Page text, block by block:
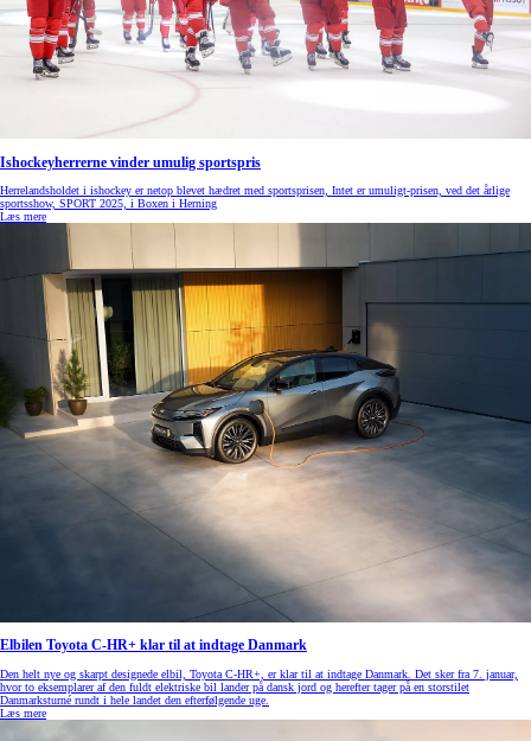
Ishockeyherrerne vinder umulig sportspris
Herrelandsholdet i ishockey er netop blevet hædret med sportsprisen, Intet er umuligt-prisen, ved det årlige
sportsshow, SPORT 2025, i Boxen i Herning
Læs mere
Elbilen Toyota C-HR+ klar til at indtage Danmark
Den helt nye og skarpt designede elbil, Toyota C-HR+, er klar til at indtage Danmark. Det sker fra 7. januar,
hvor to eksemplarer af den fuldt elektriske bil lander på dansk jord og herefter tager på en storstilet
Danmarksturné rundt i hele landet den efterfølgende uge.
Læs mere